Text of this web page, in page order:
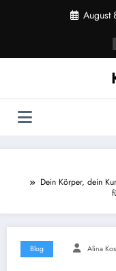
August
Dein Körper, dein
Blog Alina